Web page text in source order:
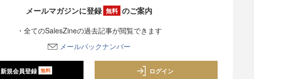
メールマガジンに登録 無料 のご案内
・全てのSalesZineの過去記事が閲覧できます
メールバックナンバー
新規会員登録 無料 ログイン